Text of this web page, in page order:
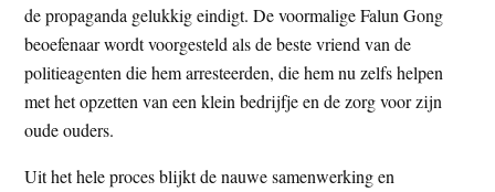
de propaganda gelukkig eindigt. De voormalige Falun Gong
beoefenaar wordt voorgesteld als de beste vriend van de
politieagenten die hem arresteerden, die hem nu zelfs helpen
met het opzetten van een klein bedrijfje en de zorg voor zijn
oude ouders.
Uit het hele proces blijkt de nauwe samenwerking en